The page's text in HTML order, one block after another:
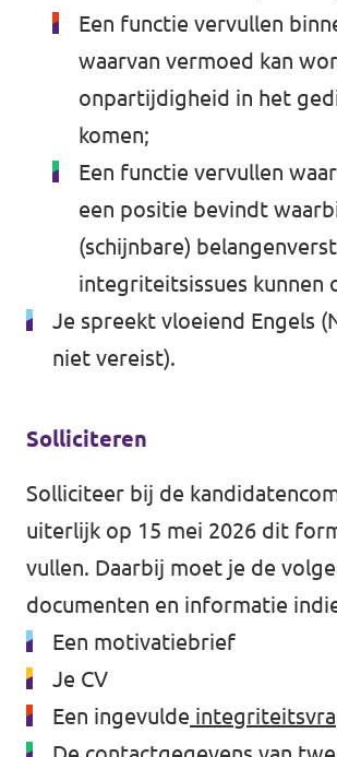
Een functie vervullen
waarvan vermoed kan
onpartijdigheid in het
komen;
Een functie vervullen
een positie bevindt
(schijnbare)
integriteitsissues kunnen
Je spreekt vloeiend Engels
niet vereist).
Solliciteren
Solliciteer bij de
uiterlijk op 15 mei 2026 dit
vullen. Daarbij moet je de
documenten en informatie
Een motivatiebrief
Je CV
Een ingevulde